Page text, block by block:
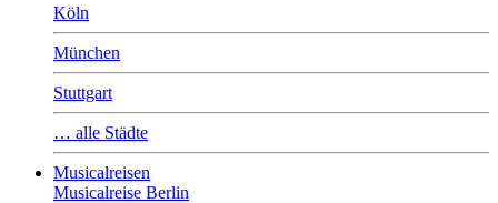
Köln
München
Stuttgart
… alle Städte
Musicalreisen
Musicalreise Berlin